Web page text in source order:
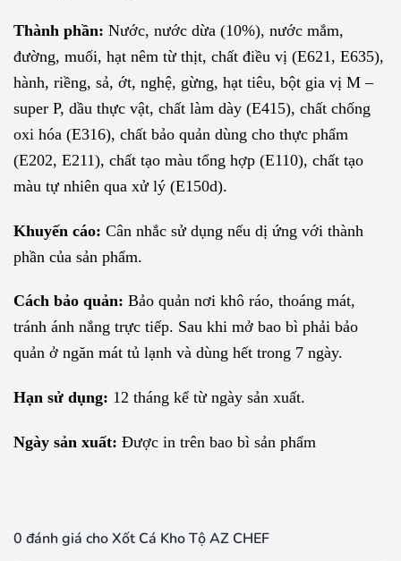
Thành phần: Nước, nước dừa (10%), nước mắm,
đường, muối, hạt nêm từ thịt, chất điều vị (E621, E635),
hành, riềng, sả, ớt, nghệ, gừng, hạt tiêu, bột gia vị M –
super P, dầu thực vật, chất làm dày (E415), chất chống
oxi hóa (E316), chất bảo quản dùng cho thực phẩm
(E202, E211), chất tạo màu tổng hợp (E110), chất tạo
màu tự nhiên qua xử lý (E150d).
Khuyến cáo: Cân nhắc sử dụng nếu dị ứng với thành
phần của sản phẩm.
Cách bảo quản: Bảo quản nơi khô ráo, thoáng mát,
tránh ánh nắng trực tiếp. Sau khi mở bao bì phải bảo
quản ở ngăn mát tủ lạnh và dùng hết trong 7 ngày.
Hạn sử dụng: 12 tháng kể từ ngày sản xuất.
Ngày sản xuất: Được in trên bao bì sản phẩm
0 đánh giá cho Xốt Cá Kho Tộ AZ CHEF